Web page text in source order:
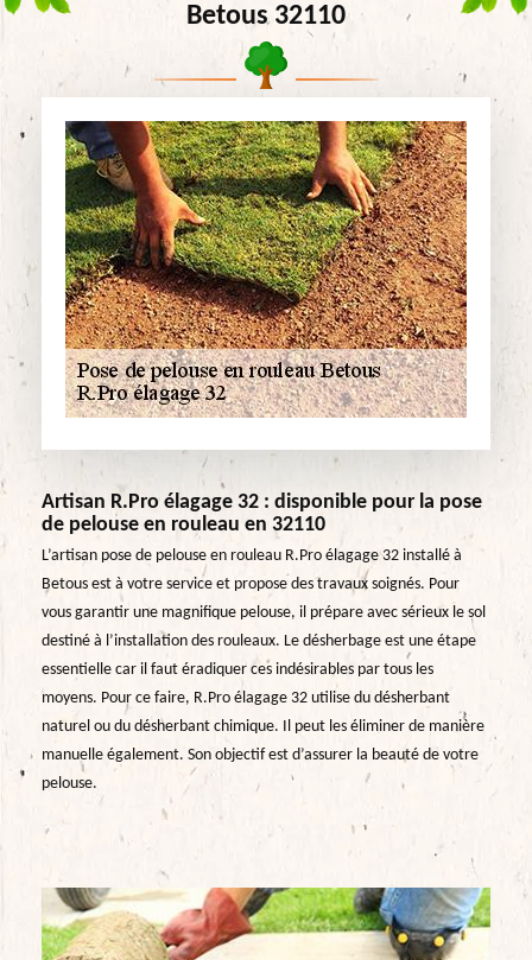
Betous 32110
Artisan R.Pro élagage 32 : disponible pour la pose
de pelouse en rouleau en 32110
L’artisan pose de pelouse en rouleau R.Pro élagage 32 installé à
Betous est à votre service et propose des travaux soignés. Pour
vous garantir une magnifique pelouse, il prépare avec sérieux le sol
destiné à l’installation des rouleaux. Le désherbage est une étape
essentielle car il faut éradiquer ces indésirables par tous les
moyens. Pour ce faire, R.Pro élagage 32 utilise du désherbant
naturel ou du désherbant chimique. Il peut les éliminer de manière
manuelle également. Son objectif est d’assurer la beauté de votre
pelouse.